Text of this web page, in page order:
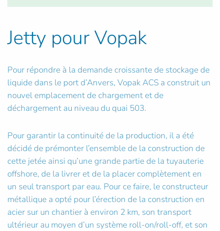
Jetty pour Vopak
Pour répondre à la demande croissante de stockage de
liquide dans le port d’Anvers, Vopak ACS a construit un
nouvel emplacement de chargement et de
déchargement au niveau du quai 503.
Pour garantir la continuité de la production, il a été
décidé de prémonter l’ensemble de la construction de
cette jetée ainsi qu’une grande partie de la tuyauterie
offshore, de la livrer et de la placer complètement en
un seul transport par eau. Pour ce faire, le constructeur
métallique a opté pour l’érection de la construction en
acier sur un chantier à environ 2 km, son transport
ultérieur au moyen d’un système roll-on/roll-off, et son